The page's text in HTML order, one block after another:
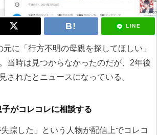
LINE
に「行方不明の母親を探してほしい」
当時は見つからなかったのだが、2年後
されたとニュースになっている。
がコレコレに相談する
踪した」という人物が配信上でコレコ